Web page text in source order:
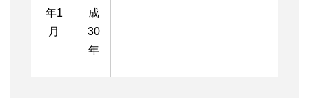
年1
月
成
30
年